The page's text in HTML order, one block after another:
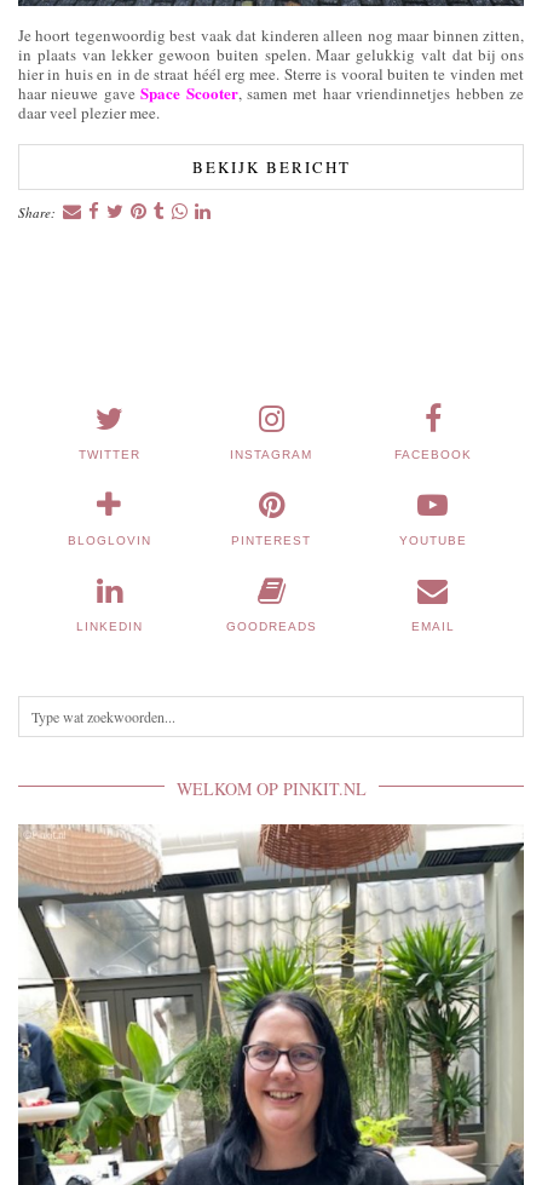
Je hoort tegenwoordig best vaak dat kinderen alleen nog maar binnen zitten,
in plaats van lekker gewoon buiten spelen. Maar gelukkig valt dat bij ons
hier in huis en in de straat héél erg mee. Sterre is vooral buiten te vinden met
haar nieuwe gaveSpace Scooter, samen met haar vriendinnetjes hebben ze
daar veel plezier mee.
BEKIJK BERICHT
Share:
TWITTER INSTAGRAM FACEBOOK
BLOGLOVIN PINTEREST YOUTUBE
LINKEDIN GOODREADS EMAIL
WELKOM OP PINKIT.NL